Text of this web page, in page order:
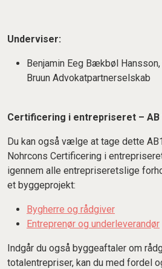
Underviser:
Benjamin Eeg Bækbøl
Bruun Advokatpartnerselskab
Certificering i entrepriseret – AB
Du kan også vælge at tage dette
Nohrcons Certificering i
igennem alle entrepriseretslige
et byggeprojekt:
Bygherre og rådgiver
Entreprenør og underleverandør
Indgår du også byggeaftaler om
totalentrepriser, kan du med fordel